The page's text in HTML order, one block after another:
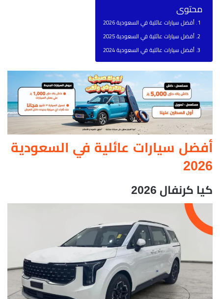
محتوى
أفضل سيارات عائلية في السعودية 2026
أفضل سيارات عائلية في السعودية 2025
أفضل سيارات عائلية في السعودية 2024
أفضل سيارات عائلية في السعودية
2026
كيا كرنفال 2026